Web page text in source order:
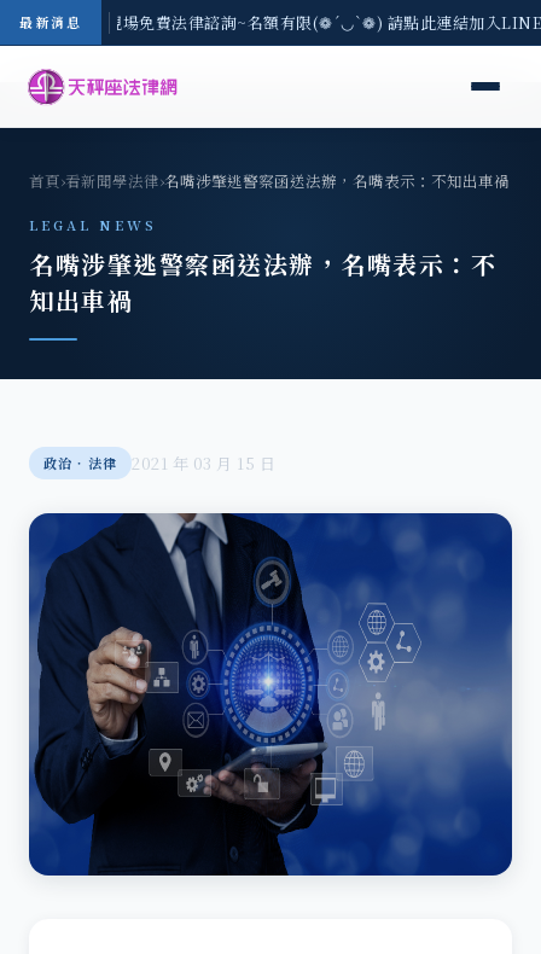
最新消息
區-8/3(一) 現場免費法律諮詢~名額有限(❁´◡`❁) 請點此連結加入
首頁›看新聞學法律›名嘴涉肇逃警察函送法辦，名嘴表示：不知出車禍
LEGAL NEWS
名嘴涉肇逃警察函送法辦，名嘴表示：不
知出車禍
政治‧法律 2021 年 03 月 15 日